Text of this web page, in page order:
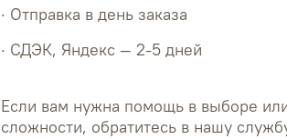
· Отправка в день заказа
· СДЭК, Яндекс — 2-5 дней
Если вам нужна помощь в выборе
сложности, обратитесь в нашу